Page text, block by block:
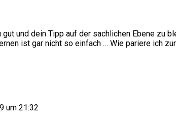
gut und dein Tipp auf der sachlichen Ebene
ist gar nicht so einfach … Wie pariere ich
um 21:32